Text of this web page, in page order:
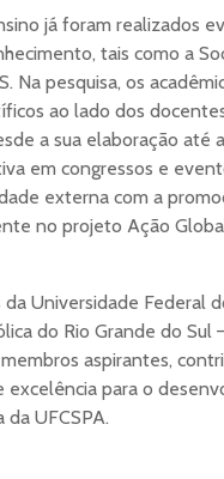
já foram realizados
tais como a
Na pesquisa, os
ao lado dos
a sua elaboração até
em congressos e
externa com a
no projeto Ação
Universidade Federal
do Rio Grande do Sul
aspirantes,
excelência para o
UFCSPA.